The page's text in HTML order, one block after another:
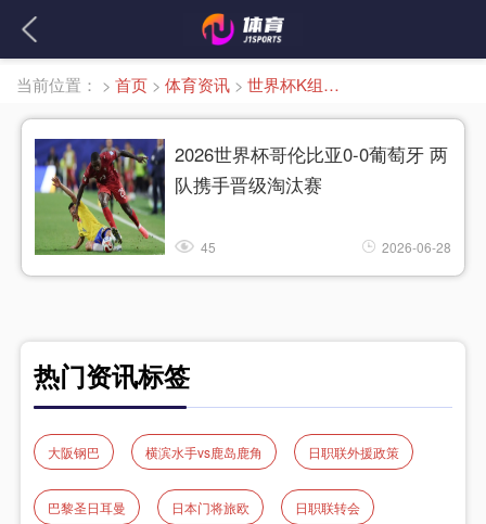
当前位置： > 首页 > 体育资讯 > 世界杯K组积分榜
2026世界杯哥伦比亚0-0葡萄牙 两
队携手晋级淘汰赛
45 2026-06-28
热门资讯标签
大阪钢巴 横滨水手vs鹿岛鹿角 日职联外援政策
巴黎圣日耳曼 日本门将旅欧 日职联转会